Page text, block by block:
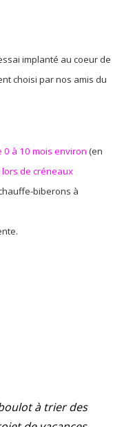
implanté au coeur de
choisi par nos amis du
à 10 mois environ (en
lors de créneaux
biberons à
à trier des